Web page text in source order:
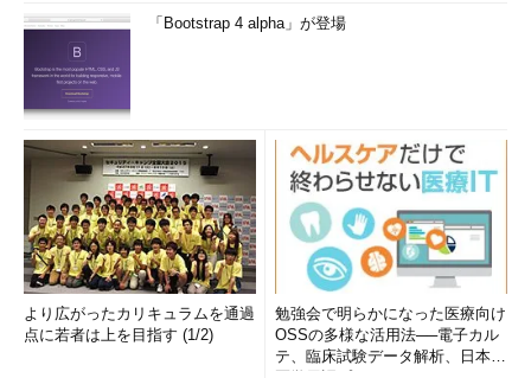
「Bootstrap 4 alpha」が登場
より広がったカリキュラムを通過
点に若者は上を目指す (1/2)
勉強会で明らかになった医療向け
OSSの多様な活用法──電子カル
テ、臨床試験データ解析、日本語